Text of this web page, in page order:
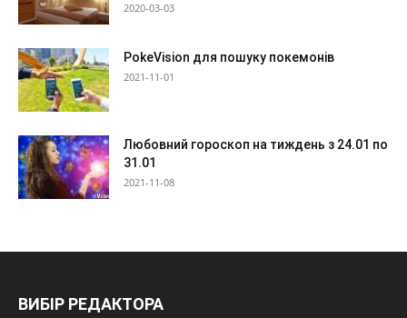
2020-03-03
PokeVision для пошуку покемонів
2021-11-01
Любовний гороскоп на тиждень з 24.01 по
31.01
2021-11-08
ВИБІР РЕДАКТОРА